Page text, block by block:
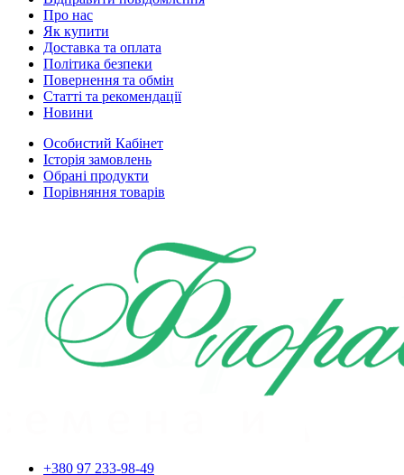
Про нас
Як купити
Доставка та оплата
Політика безпеки
Повернення та обмін
Статті та рекомендації
Новини
Особистий Кабінет
Історія замовлень
Обрані продукти
Порівняння товарів
+380 97 233-98-49